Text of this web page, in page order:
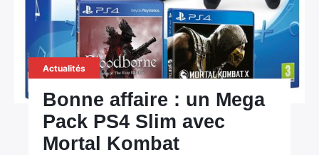
Actualités
Bonne affaire : un Mega
Pack PS4 Slim avec
Mortal Kombat